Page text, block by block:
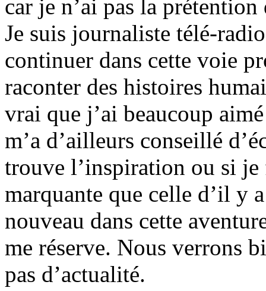
car je n’ai pas la
Je suis journaliste télé-
continuer dans cette voie
raconter des histoires
vrai que j’ai beaucoup
m’a d’ailleurs conseillé
trouve l’inspiration ou si je
marquante que celle d’il y
nouveau dans cette
me réserve. Nous verrons
pas d’actualité.